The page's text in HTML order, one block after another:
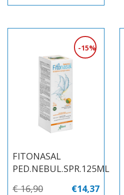
FITONASAL
PED.NEBUL.SPR.125ML
15%
€ 16,90 €14,37